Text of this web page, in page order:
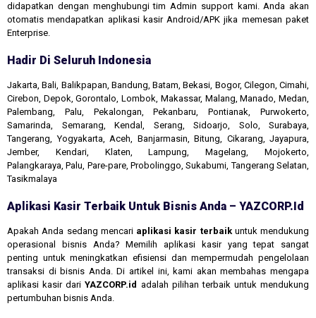
didapatkan dengan menghubungi tim Admin support kami. Anda akan
otomatis mendapatkan aplikasi kasir Android/APK jika memesan paket
Enterprise.
Hadir Di Seluruh Indonesia
Jakarta, Bali, Balikpapan, Bandung, Batam, Bekasi, Bogor, Cilegon, Cimahi,
Cirebon, Depok, Gorontalo, Lombok, Makassar, Malang, Manado, Medan,
Palembang, Palu, Pekalongan, Pekanbaru, Pontianak, Purwokerto,
Samarinda, Semarang, Kendal, Serang, Sidoarjo, Solo, Surabaya,
Tangerang, Yogyakarta, Aceh, Banjarmasin, Bitung, Cikarang, Jayapura,
Jember, Kendari, Klaten, Lampung, Magelang, Mojokerto,
Palangkaraya, Palu, Pare-pare, Probolinggo, Sukabumi, Tangerang Selatan,
Tasikmalaya
Aplikasi Kasir Terbaik Untuk Bisnis Anda – YAZCORP.id
Apakah Anda sedang mencari aplikasi kasir terbaikuntuk mendukung
operasional bisnis Anda? Memilih aplikasi kasir yang tepat sangat
penting untuk meningkatkan efisiensi dan mempermudah pengelolaan
transaksi di bisnis Anda. Di artikel ini, kami akan membahas mengapa
aplikasi kasir dariYAZCORP.id adalah pilihan terbaik untuk mendukung
pertumbuhan bisnis Anda.